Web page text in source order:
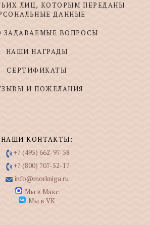
ЛИЦ, КОТОРЫМ ПЕРЕДАНЫ
ДАННЫЕ
ЗАДАВАЕМЫЕ ВОПРОСЫ
НАШИ НАГРАДЫ
СЕРТИФИКАТЫ
И ПОЖЕЛАНИЯ
НАШИ КОНТАКТЫ:
+7 (495) 662-97-58
+7 (800) 707-52-17
info@morkniga.ru
Мы в Макс
Мы в VK